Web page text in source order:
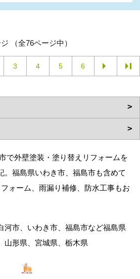
（全76ページ中）
3 4 5 6
で外壁塗装・塗り替えリフォームを
。福島県いわき市、福島市も含めて
ォーム、雨漏り補修、防水工事もお
河市、いわき市、福島市など福島県
山形県、宮城県、栃木県